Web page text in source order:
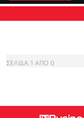
ΣΕΛΙΔΑ 1 ΑΠΟ 0